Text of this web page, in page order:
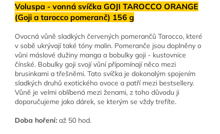
Voluspa - vonná svíčka GOJI TAROCCO ORANGE
(Goji a tarocco pomeranč) 156 g
Ovocná vůně sladkých červených pomerančů Tarocco, které
v sobě ukrývají také tóny malin. Pomeranče jsou doplněny o
vůni máslové dužiny manga a bobulky goji - kustovnice
čínské. Bobulky goji svojí vůní přípomínají něco mezi
brusinkami a třešněmi. Tato svíčka je dokonalým spojením
sladkých druhů exotického ovoce a patří mezi bestsellery.
Vůně je velmi oblíbená mezi ženami, z toho důvodu ji
doporučujeme jako dárek, se kterým se vždy trefíte.
Doba hoření: až 50 hod.